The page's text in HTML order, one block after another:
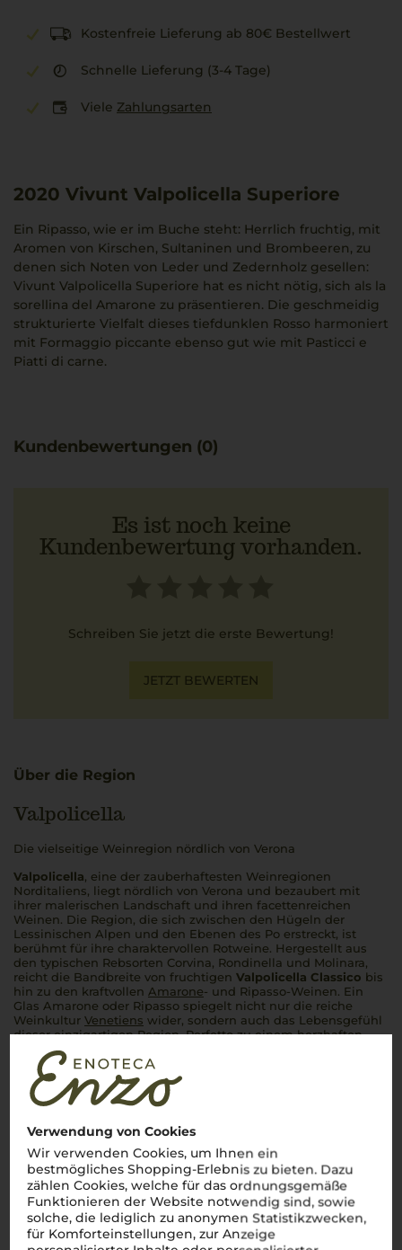
Verwendung von Cookies
Wir verwenden Cookies, um Ihnen ein
bestmögliches Shopping-Erlebnis zu bieten. Dazu
zählen Cookies, welche für das ordnungsgemäße
Funktionieren der Website notwendig sind, sowie
solche, die lediglich zu anonymen Statistikzwecken,
für Komforteinstellungen, zur Anzeige
Kostenfreie Lieferung ab 80€ Bestellwert
Schnelle Lieferung (3-4 Tage)
Viele Zahlungsarten
2020 Vivunt Valpolicella Superiore
Ein Ripasso, wie er im Buche steht: Herrlich fruchtig, mit
Aromen von Kirschen, Sultaninen und Brombeeren, zu
denen sich Noten von Leder und Zedernholz gesellen:
Vivunt Valpolicella Superiore hat es nicht nötig, sich als la
sorellina del Amarone zu präsentieren. Die geschmeidig
strukturierte Vielfalt dieses tiefdunklen Rosso harmoniert
mit Formaggio piccante ebenso gut wie mit Pasticci e
Piatti di carne.
Kundenbewertungen (0)
Es ist noch keine
Kundenbewertung vorhanden.
Schreiben Sie jetzt die erste Bewertung!
JETZT BEWERTEN
Über die Region
Valpolicella
Die vielseitige Weinregion nördlich von Verona
Valpolicella, eine der zauberhaftesten Weinregionen
Norditaliens, liegt nördlich von Verona und bezaubert mit
ihrer malerischen Landschaft und ihren facettenreichen
Weinen. Die Region, die sich zwischen den Hügeln der
Lessinischen Alpen und den Ebenen des Po erstreckt, ist
berühmt für ihre charaktervollen Rotweine. Hergestellt aus
den typischen Rebsorten Corvina, Rondinella und Molinara,
reicht die Bandbreite von fruchtigen Valpolicella Classico bis
hin zu den kraftvollen Amarone- und Ripasso-Weinen. Ein
Glas Amarone oder Ripasso spiegelt nicht nur die reiche
Weinkultur Venetiens wider, sondern auch das Lebensgefühl
dieser einzigartigen Region.Perfettozu einem herzhaften
Risotto oder einem saftigen Brasato –
italienische Genusskultur direkt ins Glas.
Mehr Weine aus Valpolicella